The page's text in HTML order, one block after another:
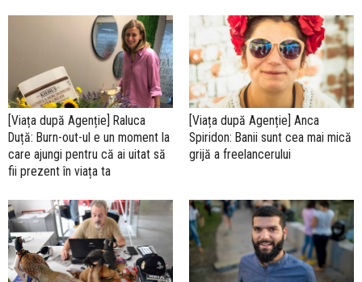
[Viața după Agenție] Raluca
Duță: Burn-out-ul e un moment la
care ajungi pentru că ai uitat să
fii prezent în viața ta
[Viața după Agenție] Anca
Spiridon: Banii sunt cea mai mică
grijă a freelancerului